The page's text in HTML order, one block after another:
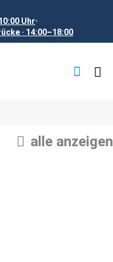
Uhr•
· 14:00–18:00
alle anzeigen